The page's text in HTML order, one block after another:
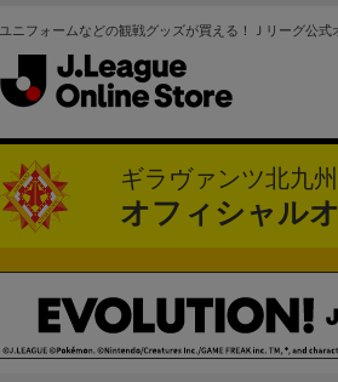
ユニフォームなどの観戦グッズが買える！Ｊリーグ公式
ギラヴァンツ北九州
オフィシャル